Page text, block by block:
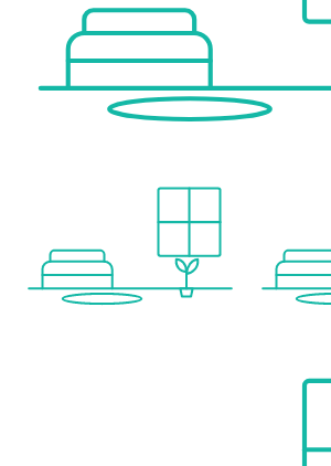
Autobahnanschluss <2.000m
Angaben Entfernung Luftlinie / Quelle: